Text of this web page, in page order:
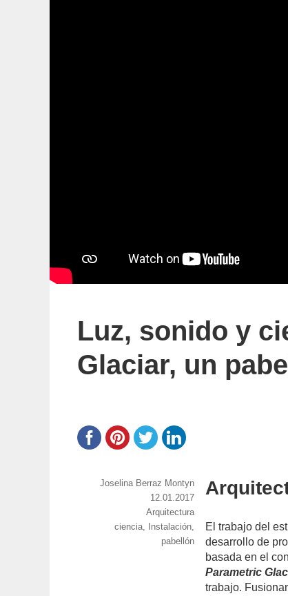
Luz, sonido y
Glaciar, un
El trabajo del
desarrollo de
basada en el
Parametric
trabajo.
https://www.experimenta.es/author/joselina-
Joselina Berraz Montyn
Publicado
el
12.01.2017
Categorías
Arquitectura
Etiquetas
ciencia, Instalación,
pabellón